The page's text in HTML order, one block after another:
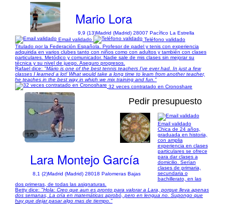
Mario Lora
9,9 (13)Madrid (Madrid) 28007 Pacífico La Estrella
Email validado
Teléfono validado
Titulado por la Federación Española. Profesor de padel y tenis con experiencia
adquirida en varios clubes tanto con niños como con adultos y también con clases
particulares. Metódico y comunicador. Nadie sale de mis clases sin mejorar su
técnica y su nivel de juego. Aseguro progresos.
Rafael dice: "Mário is one of the best tennis teachers I've ever had. In just a few
classes I learned a lot! What would take a long time to learn from another teacher,
he teaches in the best way in which we mix training and fun."
32 veces contratado en Cronoshare
1/5
Pedir presupuesto
Lara Montejo García
8,1 (2)Madrid (Madrid) 28018 Palomeras Bajas
Email validado
Chica de 24 años,
graduada en historia,
con amplia
experiencia en clases
particulares se ofrece
para dar clases a
domicilio. Serían
clases de primaria,
secundaria o
bachillerato, en las
dos primeras, de todas las asignaturas.
Betty dice: "Hola: Creo que aun es pronto para valorar a Lara, porque lleva apenas
dos semanas, La cría en matemáticas aprobó, pero en lengua no. Supongo que
hay que dejar pasar algo mas de tiempo."